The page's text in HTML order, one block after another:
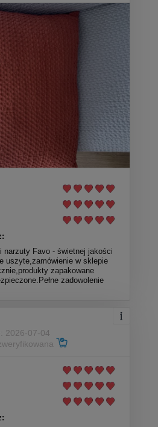
narzuty Favo - świetnej jakości
uszyte,zamówienie w sklepie
zapakowane
zadowolenie
2026-07-04